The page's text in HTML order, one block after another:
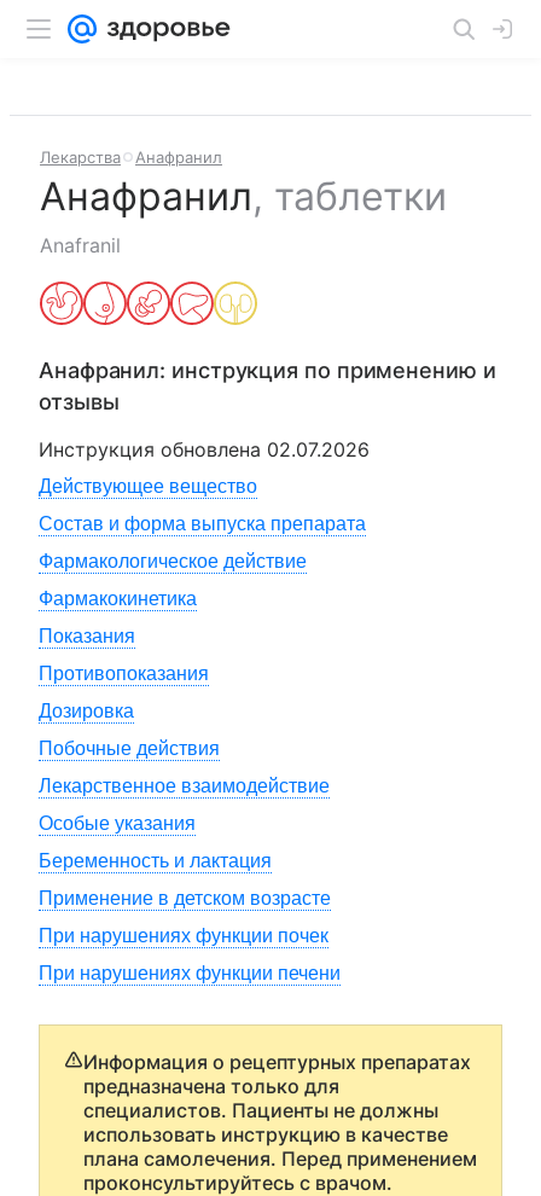
Лекарства Анафранил
Анафранил, таблетки
Anafranil
Анафранил: инструкция по применению и
отзывы
Инструкция обновлена 02.07.2026
Действующее вещество
Состав и форма выпуска препарата
Фармакологическое действие
Фармакокинетика
Показания
Противопоказания
Дозировка
Побочные действия
Лекарственное взаимодействие
Особые указания
Беременность и лактация
Применение в детском возрасте
При нарушениях функции почек
При нарушениях функции печени
Информация о рецептурных препаратах
предназначена только для
специалистов. Пациенты не должны
использовать инструкцию в качестве
плана самолечения. Перед применением
проконсультируйтесь с врачом.